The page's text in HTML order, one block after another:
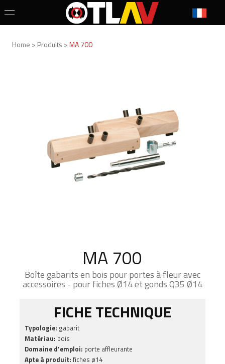
Home > Produits >MA 700
MA 700
Boîte gabarits en bois pour portes à fleur avec
accessoires - pour fiches Ø14 et gonds Q35 Ø14
FICHE TECHNIQUE
Typologie: gabarit
Matériau: bois
Domaine d'emploi: porte affleurante
Apte à produit: fiches ø14